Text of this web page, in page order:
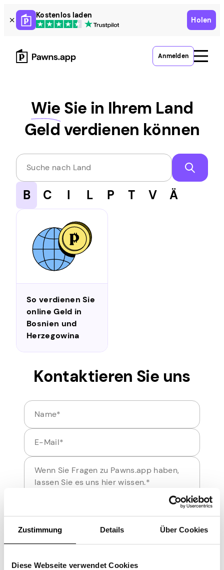
Zustimmung Details Über Cookies
Diese Webseite verwendet Cookies
Skip
to
content
Kostenlos laden
Holen
Anmelden
Wie Sie in Ihrem Land
Geld verdienen können
Suche nach Land
B C I L P T V Ä
So verdienen Sie
online Geld in
Bosnien und
Herzegowina
Kontaktieren Sie uns
Name
E-Mail
If you have any questions regarding Pawns.app, let